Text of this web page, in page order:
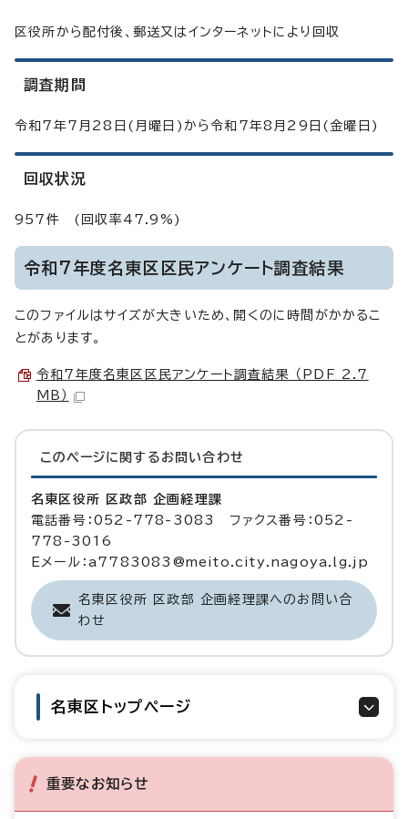
区役所から配付後、郵送又はインターネットにより回収
調査期間
令和7年7月28日(月曜日)から令和7年8月29日(金曜日)
回収状況
957件 (回収率47.9%)
令和7年度名東区区民アンケート調査結果
このファイルはサイズが大きいため、開くのに時間がかかるこ
とがあります。
令和7年度名東区区民アンケート調査結果 （PDF 2.7
MB）
このページに関する お問い合わせ
名東区役所 区政部 企画経理課
電話番号：052-778-3083 ファクス番号：052-
778-3016
Eメール：a7783083@meito.city.nagoya.lg.jp
名東区役所 区政部 企画経理課へのお問い合
わせ
名東区トップページ
重要なお知らせ